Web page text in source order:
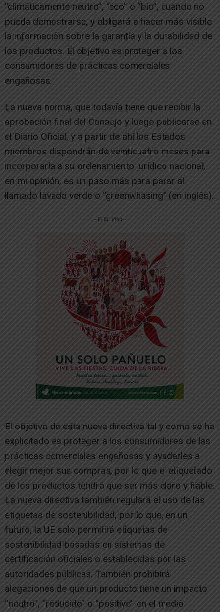
“climáticamente neutro”, “eco” o “bio”, cuando no
pueda demostrarse, y obligará a hacer más visible
la información sobre la garantía y la durabilidad de
los productos. El objetivo es proteger a los
consumidores de prácticas comerciales
engañosas.
La nueva norma, que todavía tiene que recibir la
aprobación final del Consejo y luego publicarse en
el Diario Oficial, y a partir de ahí los Estados
miembros dispondrán de veinticuatro meses para
incorporarla a su ordenamiento jurídico nacional,
en mi opinión, es un paso más para parar al
llamado lavado verde o “greenwhasing” (en inglés).
-- Publicidad --
El objetivo de esta nueva directiva tal y como se ha
explicitado es proteger a los consumidores de las
prácticas comerciales engañosas y ayudarles a
elegir mejor sus compras, por lo que el etiquetado
de los productos tendrá que ser más claro y fiable.
La nueva directiva también regulará el uso de las
etiquetas de sostenibilidad, por lo que, en un
futuro, la UE solo permitirá etiquetas de
sostenibilidad basadas en sistemas de
certificación oficiales o establecidas por las
autoridades públicas. También prohibirá
alegaciones de que un producto tiene un impacto
“neutro”, “reducido” o “positivo” en el medio